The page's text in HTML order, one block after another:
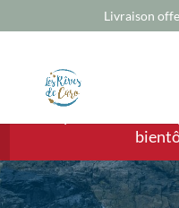
Livraison
Chère Cliente,